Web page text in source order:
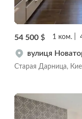
54 500 $ 1 ком.
вулиця
Старая Дарница,